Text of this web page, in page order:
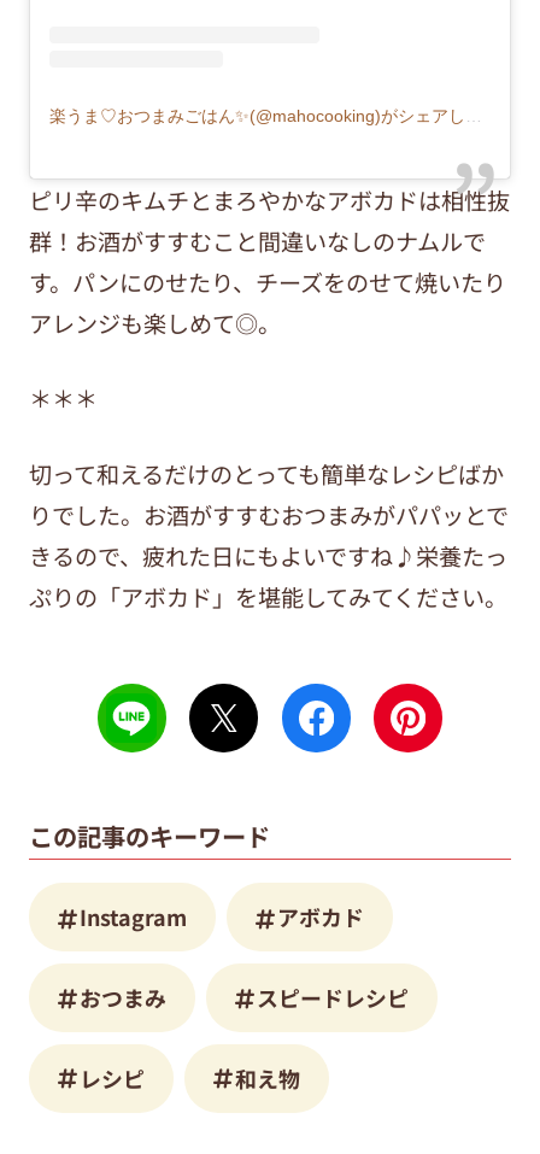
楽うま♡おつまみごはん✨(@mahocooking)がシェアした投稿
ピリ辛のキムチとまろやかなアボカドは相性抜
群！お酒がすすむこと間違いなしのナムルで
す。パンにのせたり、チーズをのせて焼いたり
アレンジも楽しめて◎。
＊＊＊
切って和えるだけのとっても簡単なレシピばか
りでした。お酒がすすむおつまみがパパッとで
きるので、疲れた日にもよいですね♪栄養たっ
ぷりの「アボカド」を堪能してみてください。
この記事のキーワード
Instagram アボカド
おつまみ スピードレシピ
レシピ 和え物